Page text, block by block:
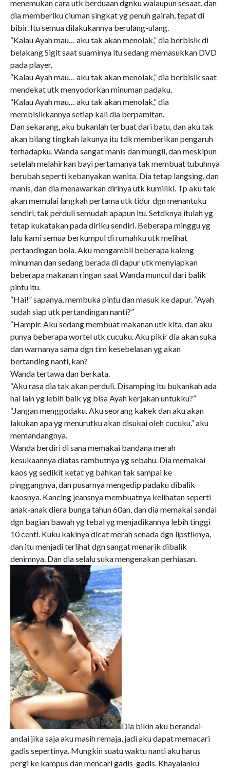
menemukan cara utk berduaan dgnku walaupun sesaat, dan
dia memberiku ciuman singkat yg penuh gairah, tepat di
bibir. Itu semua dilakukannya berulang-ulang.
“Kalau Ayah mau… aku tak akan menolak,” dia berbisik di
belakang Sigit saat suaminya itu sedang memasukkan DVD
pada player.
“Kalau Ayah mau… aku tak akan menolak,” dia berbisik saat
mendekat utk menyodorkan minuman padaku.
“Kalau Ayah mau… aku tak akan menolak,” dia
membisikkannya setiap kali dia berpamitan.
Dan sekarang, aku bukanlah terbuat dari batu, dan aku tak
akan bilang tingkah lakunya itu tdk memberikan pengaruh
terhadapku. Wanda sangat manis dan mungil, dan meskipun
setelah melahirkan bayi pertamanya tak membuat tubuhnya
berubah seperti kebanyakan wanita. Dia tetap langsing, dan
manis, dan dia menawarkan dirinya utk kumiliki. Tp aku tak
akan memulai langkah pertama utk tidur dgn menantuku
sendiri, tak perduli semudah apapun itu. Setdknya itulah yg
tetap kukatakan pada diriku sendiri. Beberapa minggu yg
lalu kami semua berkumpul di rumahku utk melihat
pertandingan bola. Aku mengambil beberapa kaleng
minuman dan sedang berada di dapur utk menyiapkan
beberapa makanan ringan saat Wanda muncul dari balik
pintu itu.
“Hai!” sapanya, membuka pintu dan masuk ke dapur. “Ayah
sudah siap utk pertandingan nanti?”
“Hampir. Aku sedang membuat makanan utk kita, dan aku
punya beberapa wortel utk cucuku. Aku pikir dia akan suka
dan warnanya sama dgn tim kesebelasan yg akan
bertanding nanti, kan?
Wanda tertawa dan berkata.
“Aku rasa dia tak akan perduli. Disamping itu bukankah ada
hal lain yg lebih baik yg bisa Ayah kerjakan untukku?”
“Jangan menggodaku. Aku seorang kakek dan aku akan
lakukan apa yg menurutku akan disukai oleh cucuku.” aku
memandangnya.
Wanda berdiri di sana memakai bandana merah
kesukaannya diatas rambutnya yg sebahu. Dia memakai
kaos yg sedikit ketat yg bahkan tak sampai ke
pinggangnya, dan pusarnya mengedip padaku dibalik
kaosnya. Kancing jeansnya membuatnya kelihatan seperti
anak-anak diera bunga tahun 60an, dan dia memakai sandal
dgn bagian bawah yg tebal yg menjadikannya lebih tinggi
10 centi. Kuku kakinya dicat merah senada dgn lipstiknya,
dan itu menjadi terlihat dgn sangat menarik dibalik
denimnya. Dan dia selalu suka mengenakan perhiasan.
Dia bikin aku berandai-
andai jika saja aku masih remaja, jadi aku dapat memacari
gadis sepertinya. Mungkin suatu waktu nanti aku harus
pergi ke kampus dan mencari gadis-gadis. Khayalanku